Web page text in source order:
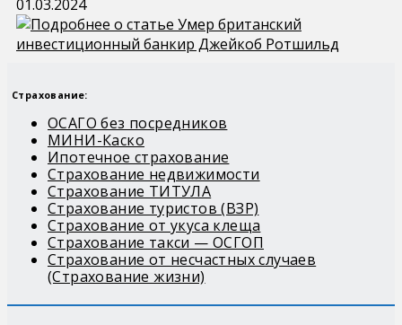
01.03.2024
Страхование:
ОСАГО без посредников
МИНИ-Каско
Ипотечное страхование
Страхование недвижимости
Страхование ТИТУЛА
Страхование туристов (ВЗР)
Страхование от укуса клеща
Страхование такси — ОСГОП
Страхование от несчастных случаев
(Страхование жизни)